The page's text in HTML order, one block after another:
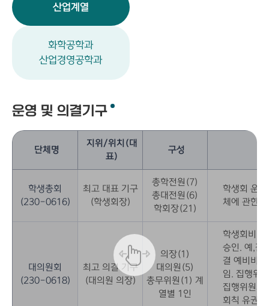
산업계열
화학공학과
산업경영공학과
운영 및 의결기구
단체명
지위/위치(대
표)
구성
학생총회
(230-0616)
최고 대표 기구
(학생회장)
총학전원(7)
총대전원(6)
학회장(21)
학생회 운
체에 관한
대의원회
(230-0618)
최고 의결 기구
(대의원 의장)
의장(1)
대의원(5)
총무위원(1) 계
열별 1인
학생회비
승인. 예,결
결 예비비
임. 집행위
집행위원회
회칙 유권